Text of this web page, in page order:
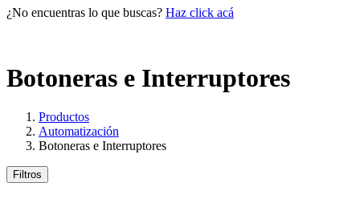
¿No encuentras lo que buscas? Haz click acá
Botoneras e Interruptores
Productos
Automatización
Botoneras e Interruptores
Filtros